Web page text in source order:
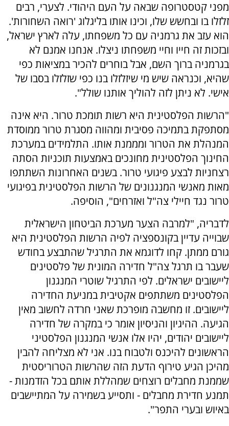
מפני קטסטרופה שבאה על העם היהודי. לצערי, רבים
זלזלו בו ובחשש שלו, וכינו אותו בליגלוג 'רואה השחורות'.
הוא עזב את גרמניה עם כל משפחתו, עלה לארץ ישראל,
ובזכות זה חייו וחיי משפחתו ניצלו. אנחנו אמנם לא
בגרמניה ברוך השם, אבל בוחרים להכיר במציאות כפי
שהיא, וכנראה שיש מי שיזלזלו בנו כפי שזלזלו בסבו של
אישי. לא ניתן לזה להוליך אותנו שולל".
"הרשות הפלסטינית היא רשות תומכת טרור. היא אינה
מסתפקת בתמיכה פסיבית ומהווה מסגרת טרור ממוסדת
המנהלת את הטרור ומממנת אותו. התלמידים במערכת
החינוך הפלסטינית מחונכים באמצעות תוכניות הסתה
רצחניות לבצע פיגועי טרור. בשנים האחרונות השתתפו
מאות מאנשי המנגנונים של הרשות הפלסטינית בפיגועי
טרור נגד חיילי צה"ל ואזרחים", הוסיפה.
לדבריה, "למרבה הצער מערכת הביטחון הישראלית
שבוייה עדיין בקונספציה לפיה הרשות הפלסטינית היא
גורם ממתן. קחו לדוגמא את התרגיל שהתבצע בחודש
שעבר בו תרגל צה"ל חדירה המונית של פלסטינים
ליישובים ישראלים. לפי התרגיל שוטרי המנגנון
הפלסטינים משתתפים אקטיבית במניעת החדירה
ליישובים. זו מחשבה מופרכת שאני חרדה לחשוב מאין
הגיעה. ההיגיון והניסיון אומר כי במקרה של חדירה
ליישובים יהודים, יהיו אלו אנשי המנגנון הפלסטיני
הראשונים להיכנס ולטבוח בנו. אני לא מצליחה להבין
מהיכן הגיע טירוף הדעת הזה שהרשות הטרוריסטית
שממנת מחבלים רוצחים שמהללת אותם בכל הזדמנות -
תמנע חדירת מחבלים - ותסייע בשמירה על המתיישבים
באיוש ובערי התפר".